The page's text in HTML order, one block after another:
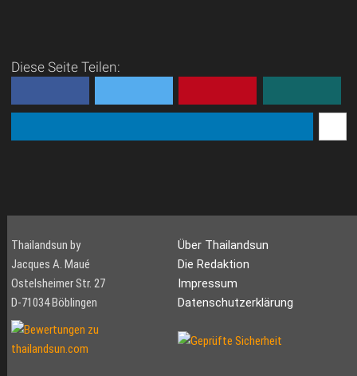
Diese Seite Teilen:
Thailandsun by
Jacques A. Maué
Ostelsheimer Str. 27
D-71034 Böblingen
Über Thailandsun
Die Redaktion
Impressum
Datenschutzerklärung